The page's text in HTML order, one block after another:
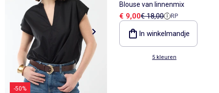
-50%
Blouse van linnenmix
Verkoopprijs
€ 9,00Referentieprijs
€ 18,00 RP
In winkelmandje
5 kleuren